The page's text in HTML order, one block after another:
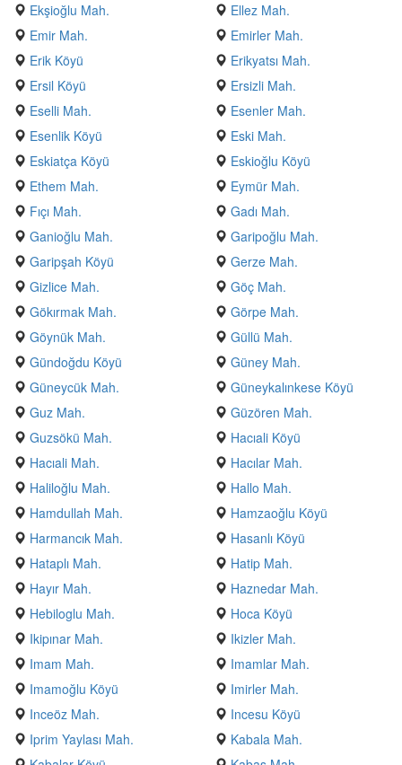
Ekşioğlu Mah.
Ellez Mah.
Emir Mah.
Emirler Mah.
Erik Köyü
Erikyatsı Mah.
Ersil Köyü
Ersizli Mah.
Eselli Mah.
Esenler Mah.
Esenlik Köyü
Eski Mah.
Eskiatça Köyü
Eskioğlu Köyü
Ethem Mah.
Eymür Mah.
Fıçı Mah.
Gadı Mah.
Ganioğlu Mah.
Garipoğlu Mah.
Garipşah Köyü
Gerze Mah.
Gizlice Mah.
Göç Mah.
Gökırmak Mah.
Görpe Mah.
Göynük Mah.
Güllü Mah.
Gündoğdu Köyü
Güney Mah.
Güneycük Mah.
Güneykalınkese Köyü
Guz Mah.
Güzören Mah.
Guzsökü Mah.
Hacıali Köyü
Hacıali Mah.
Hacılar Mah.
Haliloğlu Mah.
Hallo Mah.
Hamdullah Mah.
Hamzaoğlu Köyü
Harmancık Mah.
Hasanlı Köyü
Hataplı Mah.
Hatip Mah.
Hayır Mah.
Haznedar Mah.
Hebiloglu Mah.
Hoca Köyü
Ikipınar Mah.
Ikizler Mah.
Imam Mah.
Imamlar Mah.
Imamoğlu Köyü
Imirler Mah.
Inceöz Mah.
Incesu Köyü
Iprim Yaylası Mah.
Kabala Mah.